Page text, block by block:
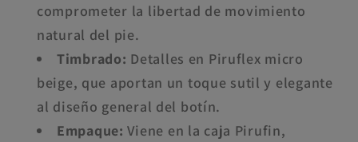
comprometer la libertad de movimiento
natural del pie.
Timbrado: Detalles en Piruflex micro
beige, que aportan un toque sutil y elegante
al diseño general del botín.
Empaque: Viene en la caja Pirufin,